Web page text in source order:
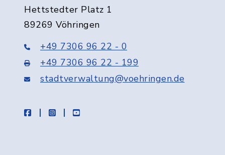
Hettstedter Platz 1
89269 Vöhringen
+49 7306 96 22 - 0
+49 7306 96 22 - 199
stadtverwaltung@voehringen.de
facebookinstagramyoutube